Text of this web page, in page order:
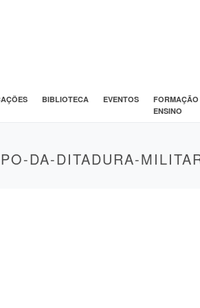
BIBLIOTECA EVENTOS
FORMAÇÃO
ENSINO
DA-DITADURA-